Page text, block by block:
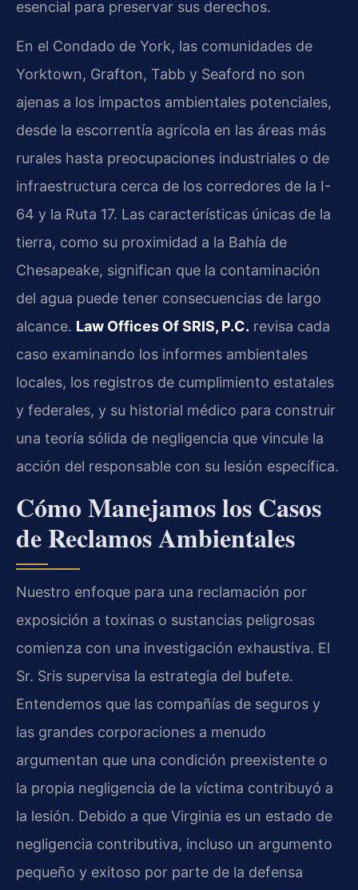
esencial para preservar sus derechos.
En el Condado de York, las comunidades de
Yorktown, Grafton, Tabb y Seaford no son
ajenas a los impactos ambientales potenciales,
desde la escorrentía agrícola en las áreas más
rurales hasta preocupaciones industriales o de
infraestructura cerca de los corredores de la I-
64 y la Ruta 17. Las características únicas de la
tierra, como su proximidad a la Bahía de
Chesapeake, significan que la contaminación
del agua puede tener consecuencias de largo
alcance. Law Offices Of SRIS, P.C. revisa cada
caso examinando los informes ambientales
locales, los registros de cumplimiento estatales
y federales, y su historial médico para construir
una teoría sólida de negligencia que vincule la
acción del responsable con su lesión específica.
Cómo Manejamos los Casos
de Reclamos Ambientales
Nuestro enfoque para una reclamación por
exposición a toxinas o sustancias peligrosas
comienza con una investigación exhaustiva. El
Sr. Sris supervisa la estrategia del bufete.
Entendemos que las compañías de seguros y
las grandes corporaciones a menudo
argumentan que una condición preexistente o
la propia negligencia de la víctima contribuyó a
la lesión. Debido a que Virginia es un estado de
negligencia contributiva, incluso un argumento
pequeño y exitoso por parte de la defensa